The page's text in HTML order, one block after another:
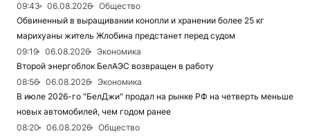
09:43
06.08.2026
Общество
Обвиненный в выращивании конопли и хранении более 25 кг
марихуаны житель Жлобина предстанет перед судом
09:19
06.08.2026
Экономика
Второй энергоблок БелАЭС возвращен в работу
08:56
06.08.2026
Экономика
В июле 2026-го "БелДжи" продал на рынке РФ на четверть меньше
новых автомобилей, чем годом ранее
08:20
06.08.2026
Общество